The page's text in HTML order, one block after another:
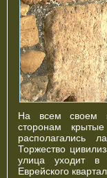
На всем своем
сторонам
располагались
Торжество
улица уходит
Еврейского